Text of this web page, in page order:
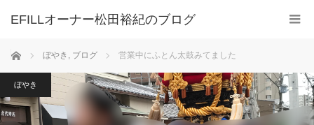
ホーム ぼやき , ブログ 営業中にふとん太鼓みてました
ぼやき